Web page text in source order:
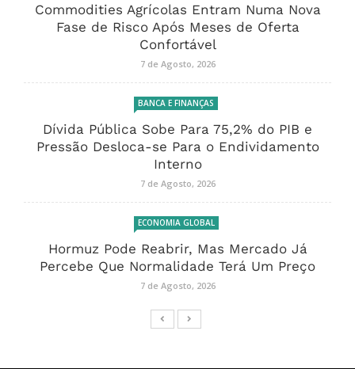
Commodities Agrícolas Entram Numa Nova
Fase de Risco Após Meses de Oferta
Confortável
7 de Agosto, 2026
BANCA E FINANÇAS
Dívida Pública Sobe Para 75,2% do PIB e
Pressão Desloca-se Para o Endividamento
Interno
7 de Agosto, 2026
ECONOMIA GLOBAL
Hormuz Pode Reabrir, Mas Mercado Já
Percebe Que Normalidade Terá Um Preço
7 de Agosto, 2026